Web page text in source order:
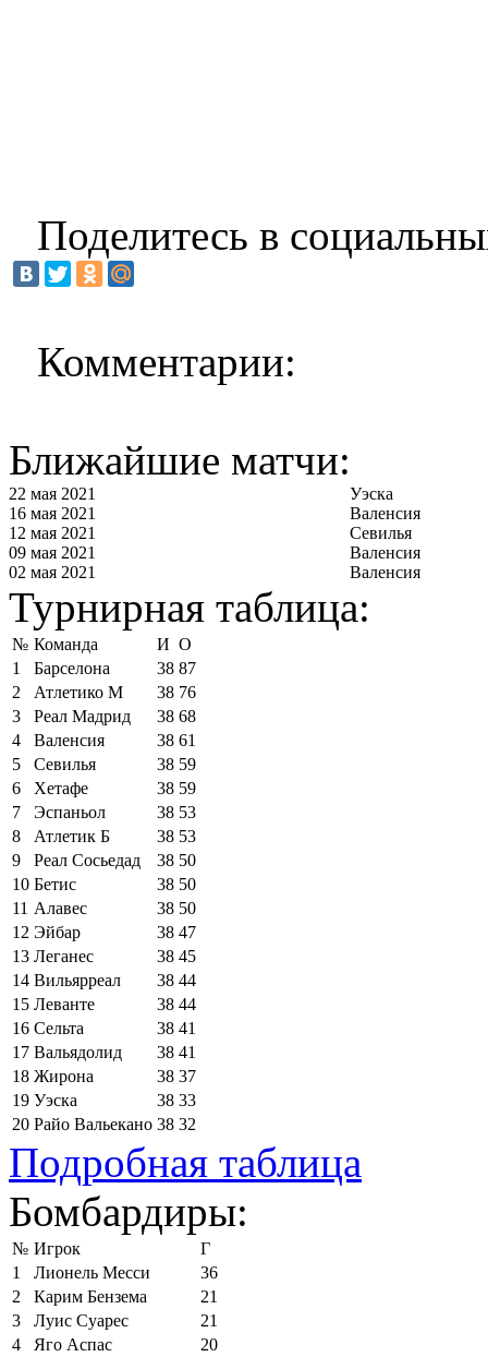
Поделитесь в
Комментарии:
Ближайшие матчи:
22 мая 2021
Уэска
16 мая 2021
Валенсия
12 мая 2021
Севилья
09 мая 2021
Валенсия
02 мая 2021
Валенсия
Турнирная таблица:
№ Команда И О
1
Барселона 38 87
2
Атлетико М 38 76
3
Реал Мадрид 38 68
4
Валенсия 38 61
5
Севилья 38 59
6
Хетафе 38 59
7
Эспаньол 38 53
8
Атлетик Б 38 53
9
Реал Сосьедад 38 50
10 Бетис 38 50
11 Алавес 38 50
12 Эйбар 38 47
13 Леганес 38 45
14 Вильярреал 38 44
15 Леванте 38 44
16 Сельта 38 41
17 Вальядолид 38 41
18 Жирона 38 37
19 Уэска 38 33
20 Райо Вальекано 38 32
Подробная таблица
Бомбардиры:
№ Игрок
Г
1
Лионель Месси
36
2
Карим Бензема
21
3
Луис Суарес
21
4
Яго Аспас
20